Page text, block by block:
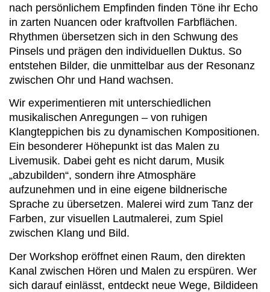
nach persönlichem Empfinden finden Töne ihr Echo
in zarten Nuancen oder kraftvollen Farbflächen.
Rhythmen übersetzen sich in den Schwung des
Pinsels und prägen den individuellen Duktus. So
entstehen Bilder, die unmittelbar aus der Resonanz
zwischen Ohr und Hand wachsen.
Wir experimentieren mit unterschiedlichen
musikalischen Anregungen – von ruhigen
Klangteppichen bis zu dynamischen Kompositionen.
Ein besonderer Höhepunkt ist das Malen zu
Livemusik. Dabei geht es nicht darum, Musik
„abzubilden“, sondern ihre Atmosphäre
aufzunehmen und in eine eigene bildnerische
Sprache zu übersetzen. Malerei wird zum Tanz der
Farben, zur visuellen Lautmalerei, zum Spiel
zwischen Klang und Bild.
Der Workshop eröffnet einen Raum, den direkten
Kanal zwischen Hören und Malen zu erspüren. Wer
sich darauf einlässt, entdeckt neue Wege, Bildideen